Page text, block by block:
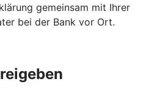
gemeinsam mit Ihrer
bei der Bank vor Ort.